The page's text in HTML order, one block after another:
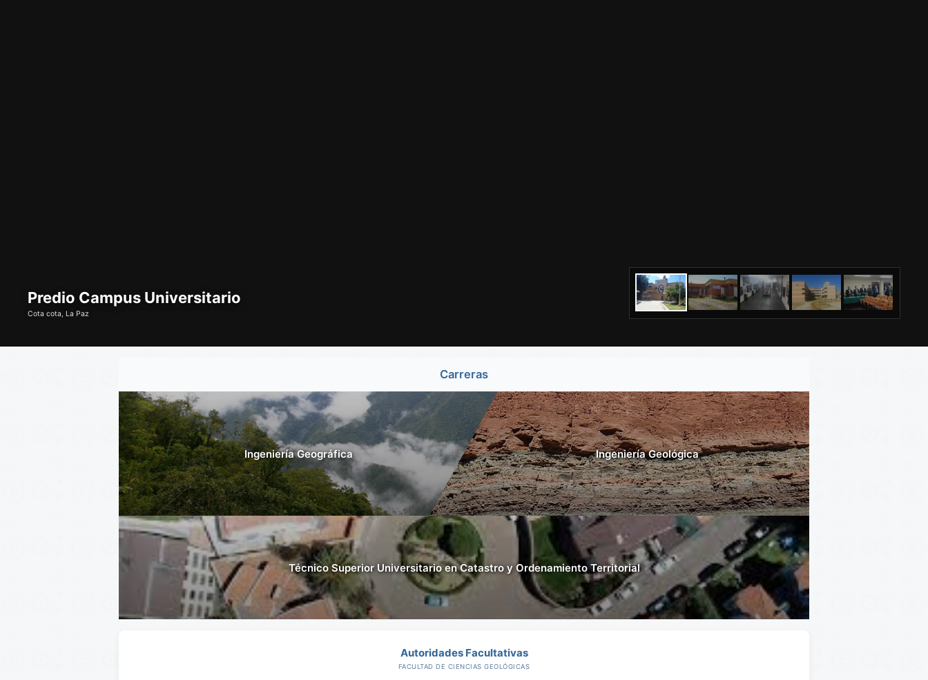
Predio Campus Universitario
Cota cota, La Paz
Carreras
Ingeniería Geográfica Ingeniería Geológica
Técnico Superior Universitario en Catastro y Ordenamiento Territorial
Autoridades Facultativas
FACULTAD DE CIENCIAS GEOLÓGICAS